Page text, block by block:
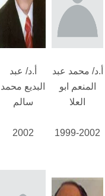
أ.د/ عبد
البديع محمد
سالم
2002
أ.د/ محمد عبد
المنعم ابو
العلا
1999-2002